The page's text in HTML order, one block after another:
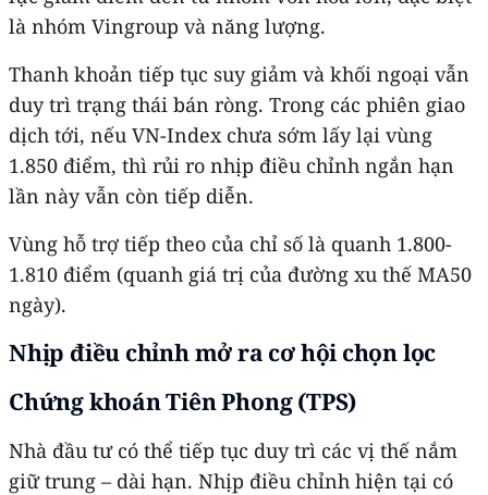
là nhóm Vingroup và năng lượng.
Thanh khoản tiếp tục suy giảm và khối ngoại vẫn
duy trì trạng thái bán ròng. Trong các phiên giao
dịch tới, nếu VN-Index chưa sớm lấy lại vùng
1.850 điểm, thì rủi ro nhịp điều chỉnh ngắn hạn
lần này vẫn còn tiếp diễn.
Vùng hỗ trợ tiếp theo của chỉ số là quanh 1.800-
1.810 điểm (quanh giá trị của đường xu thế MA50
ngày).
Nhịp điều chỉnh mở ra cơ hội chọn lọc
Chứng khoán Tiên Phong (TPS)
Nhà đầu tư có thể tiếp tục duy trì các vị thế nắm
giữ trung – dài hạn. Nhịp điều chỉnh hiện tại có